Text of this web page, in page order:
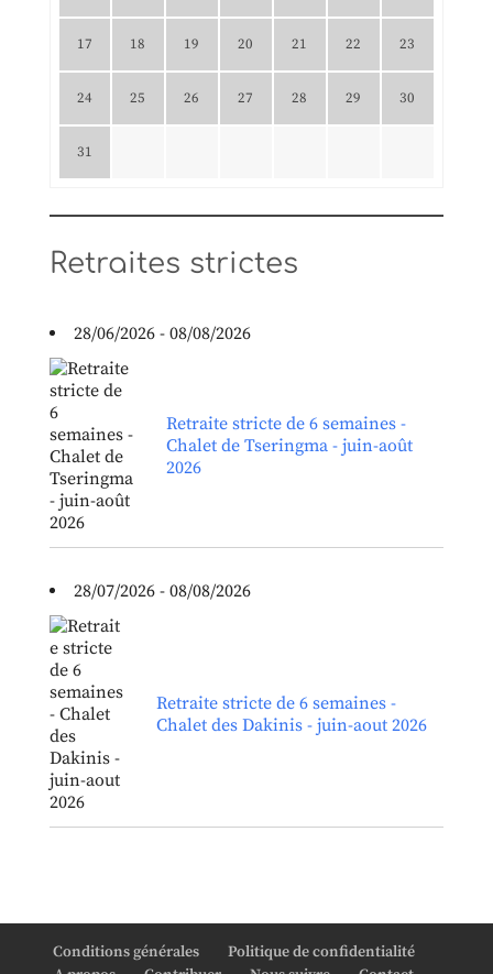
17 18 19 20 21 22 23
24 25 26 27 28 29 30
31
Retraites strictes
28/06/2026 - 08/08/2026
Retraite stricte de 6 semaines -
Chalet de Tseringma - juin-août
2026
28/07/2026 - 08/08/2026
Retraite stricte de 6 semaines -
Chalet des Dakinis - juin-aout 2026
Conditions générales
Politique de confidentialité